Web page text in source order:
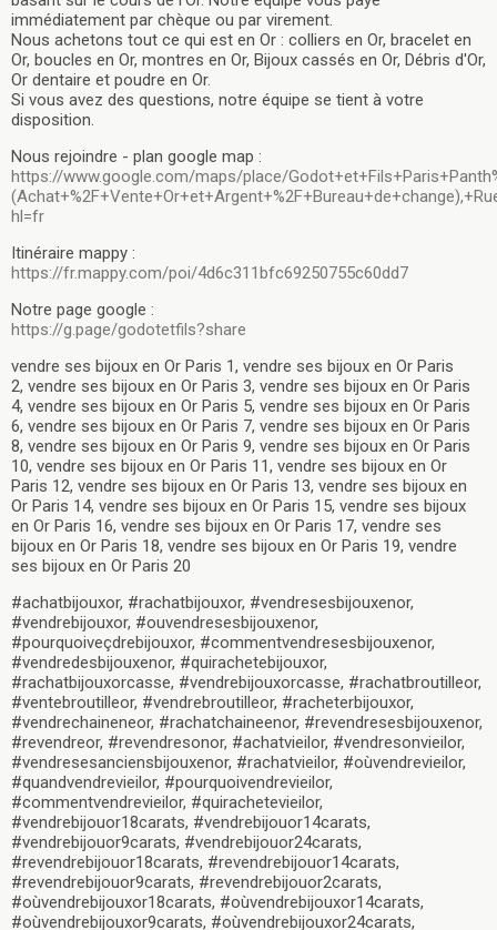
immédiatement par chèque ou par virement.
Nous achetons tout ce qui est en Or : colliers en Or, bracelet en
Or, boucles en Or, montres en Or, Bijoux cassés en Or, Débris d'Or,
Or dentaire et poudre en Or.
Si vous avez des questions, notre équipe se tient à votre
disposition.
Nous rejoindre - plan google map :
https://www.google.com/maps/place/
hl=fr
Itinéraire mappy :
https://fr.mappy.com/poi/4d6c311bfc69250755c60dd7
Notre page google :
https://g.page/godotetfils?share
vendre ses bijoux en Or Paris 1, vendre ses bijoux en Or Paris
2, vendre ses bijoux en Or Paris 3, vendre ses bijoux en Or Paris
4, vendre ses bijoux en Or Paris 5, vendre ses bijoux en Or Paris
6, vendre ses bijoux en Or Paris 7, vendre ses bijoux en Or Paris
8, vendre ses bijoux en Or Paris 9, vendre ses bijoux en Or Paris
10, vendre ses bijoux en Or Paris 11, vendre ses bijoux en Or
Paris 12, vendre ses bijoux en Or Paris 13, vendre ses bijoux en
Or Paris 14, vendre ses bijoux en Or Paris 15, vendre ses bijoux
en Or Paris 16, vendre ses bijoux en Or Paris 17, vendre ses
bijoux en Or Paris 18, vendre ses bijoux en Or Paris 19, vendre
ses bijoux en Or Paris 20
#achatbijouxor, #rachatbijouxor, #vendresesbijouxenor,
#vendrebijouxor, #ouvendresesbijouxenor,
#pourquoiveçdrebijouxor, #commentvendresesbijouxenor,
#vendredesbijouxenor, #quirachetebijouxor,
#rachatbijouxorcasse, #vendrebijouxorcasse, #rachatbroutilleor,
#ventebroutilleor, #vendrebroutilleor, #racheterbijouxor,
#vendrechaineneor, #rachatchaineenor, #revendresesbijouxenor,
#revendreor, #revendresonor, #achatvieilor, #vendresonvieilor,
#vendresesanciensbijouxenor, #rachatvieilor, #oùvendrevieilor,
#quandvendrevieilor, #pourquoivendrevieilor,
#commentvendrevieilor, #quirachetevieilor,
#vendrebijouor18carats, #vendrebijouor14carats,
#vendrebijouor9carats, #vendrebijouor24carats,
#revendrebijouor18carats, #revendrebijouor14carats,
#revendrebijouor9carats, #revendrebijouor2carats,
#oùvendrebijouxor18carats, #oùvendrebijouxor14carats,
#oùvendrebijouxor9carats, #oùvendrebijouxor24carats,